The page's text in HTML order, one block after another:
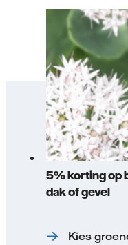
5% korting op
dak of gevel
Kies